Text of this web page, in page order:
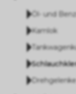
Öl- und
Kamlok